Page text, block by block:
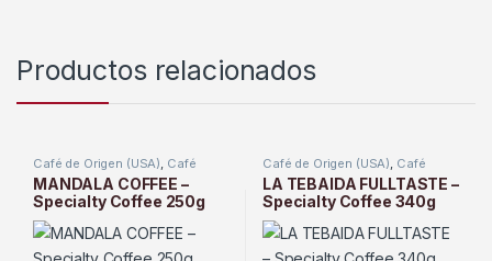
Productos relacionados
Café de Origen (USA) Café
Tostado
MANDALA COFFEE –
Specialty Coffee 250g
(10oz) – (Pack of 6)
Café de Origen (USA) Café
Tostado
LA TEBAIDA FULLTASTE –
Specialty Coffee 340g
(12oz) – (Pack of 3)